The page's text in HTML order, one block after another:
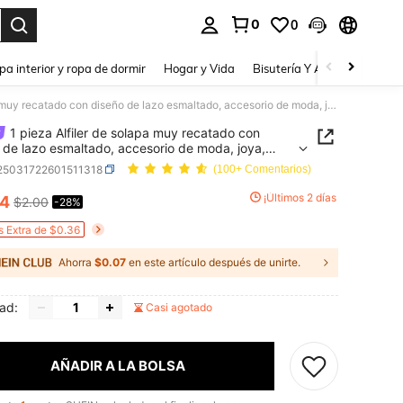
0 0
interior y ropa de dormir Hogar y Vida Bisutería Y Accesorios
1 pieza Alfiler de solapa muy recatado con diseño de lazo esmaltado, accesorio de moda, joya, regalo para días festivos
1 pieza Alfiler de solapa muy recatado con
lazo esmaltado, accesorio de moda, joya,
días festivos
(100+ Comentarios)
AND AVAILABILITY
$2.00 -28% ¡Últimos 2 días
Extra de $0.36
Ahorra $0.07 en este artículo después de unirte.
Casi agotado
AÑADIR A LA BOLSA